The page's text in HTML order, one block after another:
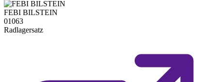
FEBI BILSTEIN
01063
Radlagersatz